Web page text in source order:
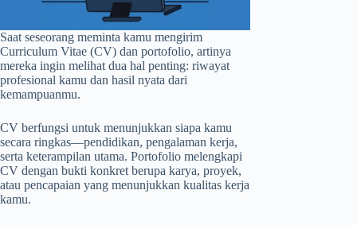
Saat seseorang meminta kamu mengirim
Curriculum Vitae (CV) dan portofolio, artinya
mereka ingin melihat dua hal penting: riwayat
profesional kamu dan hasil nyata dari
kemampuanmu.
CV berfungsi untuk menunjukkan siapa kamu
secara ringkas—pendidikan, pengalaman kerja,
serta keterampilan utama. Portofolio melengkapi
CV dengan bukti konkret berupa karya, proyek,
atau pencapaian yang menunjukkan kualitas kerja
kamu.